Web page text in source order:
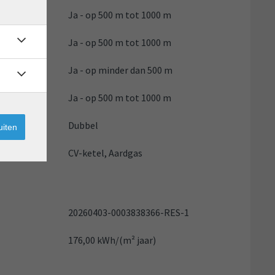
Ja - op 500 m tot 1000 m
Ja - op 500 m tot 1000 m
Ja - op minder dan 500 m
Ja - op 500 m tot 1000 m
Dubbel
CV-ketel, Aardgas
20260403-0003838366-RES-1
176,00 kWh/(m² jaar)